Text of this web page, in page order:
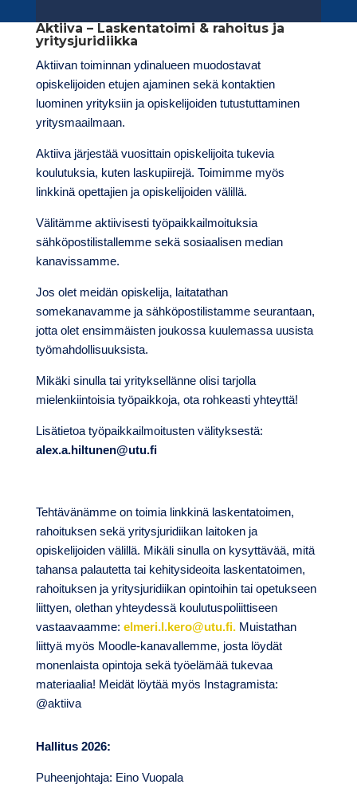
Aktiiva – Laskentatoimi & rahoitus ja
yritysjuridiikka
Aktiivan toiminnan ydinalueen muodostavat
opiskelijoiden etujen ajaminen sekä kontaktien
luominen yrityksiin ja opiskelijoiden tutustuttaminen
yritysmaailmaan.
Aktiiva järjestää vuosittain opiskelijoita tukevia
koulutuksia, kuten laskupiirejä. Toimimme myös
linkkinä opettajien ja opiskelijoiden välillä.
Välitämme aktiivisesti työpaikkailmoituksia
sähköpostilistallemme sekä sosiaalisen median
kanavissamme.
Jos olet meidän opiskelija, laitatathan
somekanavamme ja sähköpostilistamme seurantaan,
jotta olet ensimmäisten joukossa kuulemassa uusista
työmahdollisuuksista.
Mikäki sinulla tai yrityksellänne olisi tarjolla
mielenkiintoisia työpaikkoja, ota rohkeasti yhteyttä!
Lisätietoa työpaikkailmoitusten välityksestä:
alex.a.hiltunen@utu.fi
Tehtävänämme on toimia linkkinä laskentatoimen,
rahoituksen sekä yritysjuridiikan laitoken ja
opiskelijoiden välillä. Mikäli sinulla on kysyttävää, mitä
tahansa palautetta tai kehitysideoita laskentatoimen,
rahoituksen ja yritysjuridiikan opintoihin tai opetukseen
liittyen, olethan yhteydessä koulutuspoliittiseen
vastaavaamme: elmeri.l.kero@utu.fi. Muistathan
liittyä myös Moodle-kanavallemme, josta löydät
monenlaista opintoja sekä työelämää tukevaa
materiaalia! Meidät löytää myös Instagramista:
@aktiiva
Hallitus 2026:
Puheenjohtaja: Eino Vuopala